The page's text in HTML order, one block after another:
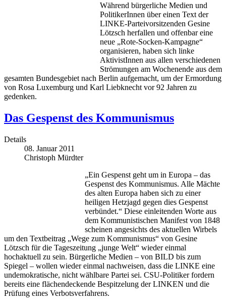
Während bürgerliche Medien und
PolitikerInnen über einen Text der
LINKE-Parteivorsitzenden Gesine
Lötzsch herfallen und offenbar eine
neue „Rote-Socken-Kampagne“
organisieren, haben sich linke
AktivistInnen aus allen verschiedenen
Strömungen am Wochenende aus dem
gesamten Bundesgebiet nach Berlin aufgemacht, um der Ermordung
von Rosa Luxemburg und Karl Liebknecht vor 92 Jahren zu
gedenken.
Das Gespenst des Kommunismus
Details
08. Januar 2011
Christoph Mürdter
„Ein Gespenst geht um in Europa – das
Gespenst des Kommunismus. Alle Mächte
des alten Europa haben sich zu einer
heiligen Hetzjagd gegen dies Gespenst
verbündet.“ Diese einleitenden Worte aus
dem Kommunistischen Manifest von 1848
scheinen angesichts des aktuellen Wirbels
um den Textbeitrag „Wege zum Kommunismus“ von Gesine
Lötzsch für die Tageszeitung „junge Welt“ wieder einmal
hochaktuell zu sein. Bürgerliche Medien – von BILD bis zum
Spiegel – wollen wieder einmal nachweisen, dass die LINKE eine
undemokratische, nicht wählbare Partei sei. CSU-Politiker fordern
bereits eine flächendeckende Bespitzelung der LINKEN und die
Prüfung eines Verbotsverfahrens.